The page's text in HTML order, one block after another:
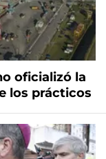
oficializó la
los prácticos